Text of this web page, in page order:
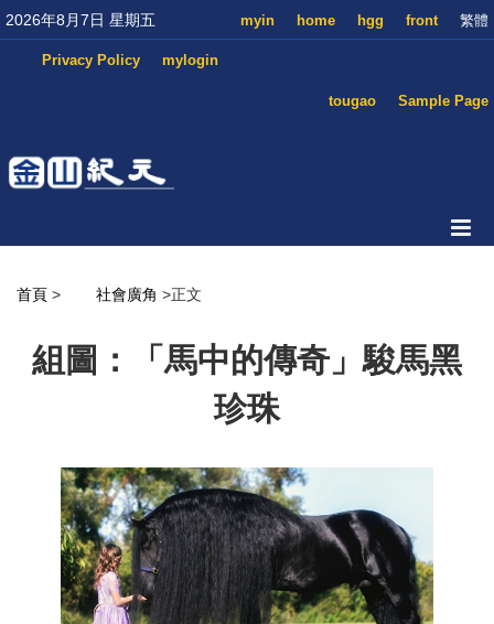
2026年8月7日 星期五 繁體
front
hgg
home
myin
mylogin
Privacy Policy
Sample Page
tougao
首頁 > 社會廣角 >正文
組圖：「馬中的傳奇」駿馬黑
珍珠